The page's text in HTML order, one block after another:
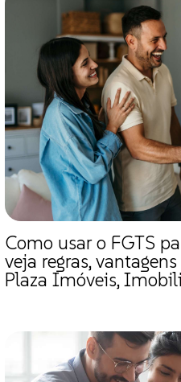
Como usar o FGTS
veja regras,
Plaza Imóveis,